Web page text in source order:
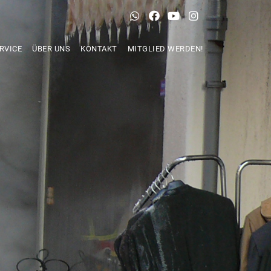
ÜBER UNS KONTAKT MITGLIED WERDEN!